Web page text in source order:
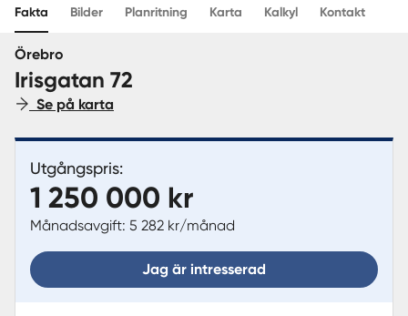
Sverige
Fakta Bilder Planritning Karta Kalkyl Kontakt
Örebro
Irisgatan 72
Se på karta
Utgångspris:
1 250 000 kr
Månadsavgift: 5 282 kr/månad
Jag är intresserad